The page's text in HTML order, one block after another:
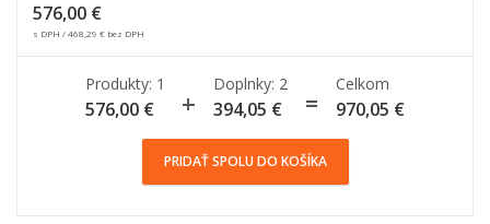
576,00 €
s DPH /468,29 € bez DPH
Produkty: 1
576,00 €
Doplnky: 2
394,05 €
Celkom
970,05 €
PRIDAŤ SPOLU DO KOŠÍKA